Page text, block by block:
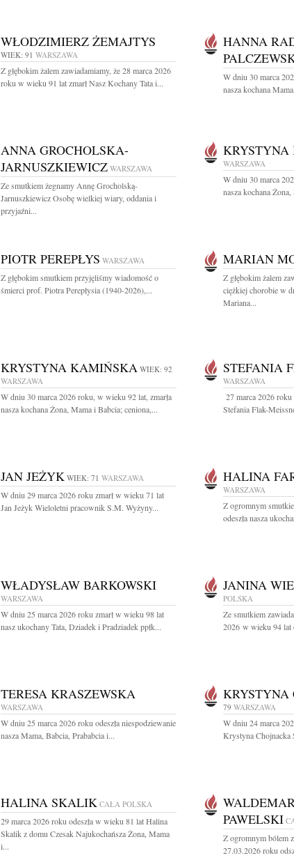
WŁODZIMIERZ ŻEMAJTYS
WIEK: 91 WARSZAWA
Z głębokim żalem zawiadamiamy, że 28 marca 2026
roku w wieku 91 lat zmarł Nasz Kochany Tata i...
HANNA
W dniu 30 marca
nasza kochana
ANNA GROCHOLSKA-
JARNUSZKIEWICZ WARSZAWA
Ze smutkiem żegnamy Annę Grocholską-
Jarnuszkiewicz Osobę wielkiej wiary, oddania i
przyjaźni...
WARSZAWA
W dniu 30 marca
nasza kochana
PIOTR PEREPŁYS WARSZAWA
Z głębokim smutkiem przyjęliśmy wiadomość o
śmierci prof. Piotra Perepłysia (1940-2026),...
MARIAN
Z głębokim żalem
ciężkiej chorobie w
Mariana...
KRYSTYNA KAMIŃSKA WIEK: 92
WARSZAWA
W dniu 30 marca 2026 roku, w wieku 92 lat, zmarła
nasza kochana Żona, Mama i Babcia; ceniona,...
STEFANIA
WARSZAWA
27 marca 2026
Stefania Flak-
JAN JEŻYK WIEK: 71 WARSZAWA
W dniu 29 marca 2026 roku zmarł w wieku 71 lat
Jan Jeżyk Wieloletni pracownik S.M. Wyżyny...
HALINA
WARSZAWA
Z ogromnym
odeszła nasza
WŁADYSŁAW BARKOWSKI
WARSZAWA
W dniu 25 marca 2026 roku zmarł w wieku 98 lat
nasz ukochany Tata, Dziadek i Pradziadek ppłk...
JANINA
POLSKA
Ze smutkiem
2026 w wieku 94 lat
TERESA KRASZEWSKA
WARSZAWA
W dniu 25 marca 2026 roku odeszła niespodziewanie
nasza Mama, Babcia, Prababcia i...
KRYSTYNA
79 WARSZAWA
W dniu 24 marca
Krystyna Chojnacka
HALINA SKALIK CAŁA POLSKA
29 marca 2026 roku odeszła w wieku 81 lat Halina
Skalik z domu Czesak Najukochańsza Żona, Mama
i...
PAWELSKI
Z ogromnym bólem
27.03.2026 roku